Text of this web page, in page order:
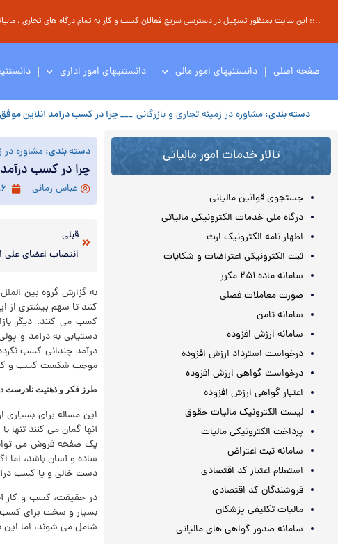
..:: این سایت بمنظور تسهیل در دسترسی سریع فعالان کسب و کار به تمام درگاه های تجاری ،
صفحه اصلی دانستنیهای امور مالی دانستنیهای امور اداری
دسته بندی:مشاوره در زمینه تجاری و بازرگانی ___ چرا در کسب درآمد آنلاین
تالار خدمات امور مالیاتی
جستجوی قوانین مالیانی
درگاه ملی خدمات الکترونیکی مالیاتی
اظهار نامه الکترونیک ارث
ثبت الکترونیکی اعتراضات و شکایات
سامانه ماده ۲۵۱ مکرر
صورت معاملات فصلی
سامانه ثامن
سامانه ارزش افزوده
درخواست استرداد ارزش افزوده
درخواست گواهی ارزش افزوده
اعتبار گواهی ارزش افزوده
لیست الکترونیک مالیات حقوق
پرداخت الکترونیکی مالیات
سامانه ثبت اعتراض
استعلام اعتبار کد اقتصادی
فروشندگان کد اقتصادی
مالیات تکلیفی پزشکان
سامانه صدور گواهی های مالیاتی
دسته بندی:مشاوره در
چرا در کسب
عباس زمانی ۱۶
قبلی
به گزارش گروه بین
کسب می کنند. دیگر
دستیابی به درآمد و
درآمد چندانی کسب
موجب شکست کسب و کار
طرز فکر و ذهنیت نادرست
این مساله برای بسیاری
آنها گمان می کنند تنها
یک صفحه فروش می
ساده و آسان باشد، اما
دست خالی و یا کسب
در حقیقت، کسب و کار
بسیار و سخت برای کسب
شامل می شوند، اما